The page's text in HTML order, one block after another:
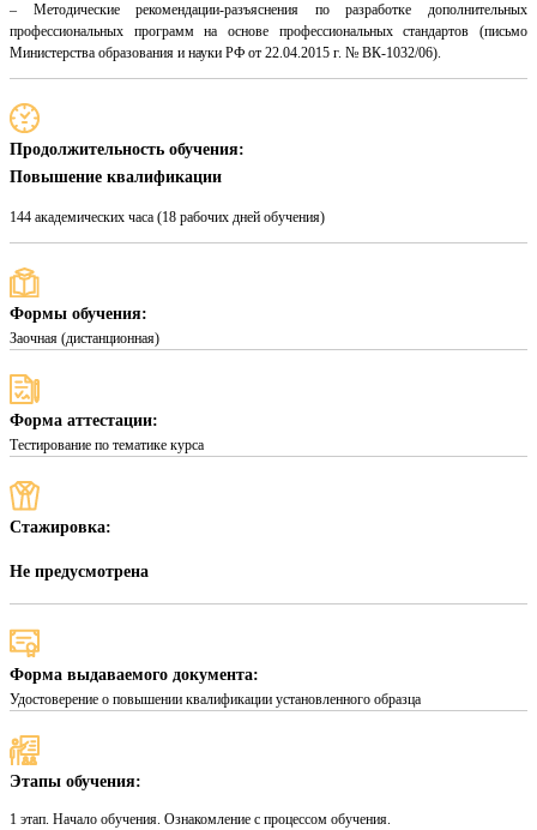
– Методические рекомендации-разъяснения по разработке дополнительных
профессиональных программ на основе профессиональных стандартов (письмо
Министерства образования и науки РФ от 22.04.2015 г. № ВК-1032/06).
Продолжительность обучения:
Повышение квалификации
144 академических часа (18 рабочих дней обучения)
Формы обучения:
Заочная (дистанционная)
Форма аттестации:
Тестирование по тематике курса
Стажировка:
Не предусмотрена
Форма выдаваемого документа:
Удостоверение о повышении квалификации установленного образца
Этапы обучения:
1 этап. Начало обучения. Ознакомление с процессом обучения.